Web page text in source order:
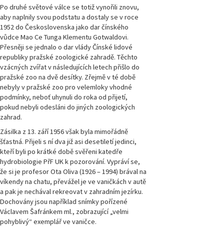
Po druhé světové válce se totiž vynořili znovu,
aby naplnily svou podstatu a dostaly se v roce
1952 do Československa jako dar čínského
vůdce Mao Ce Tunga Klementu Gotwaldovi.
Přesněji se jednalo o dar vlády Čínské lidové
republiky pražské zoologické zahradě. Těchto
vzácných zvířat v následujících letech přišlo do
pražské zoo na dvě desítky. Zřejmě v té době
nebyly v pražské zoo pro velemloky vhodné
podmínky, neboť uhynuli do roka od přijetí,
pokud nebyli odesláni do jiných zoologických
zahrad.
Zásilka z 13. září 1956 však byla mimořádně
šťastná. Přijeli s ní dva již asi desetiletí jedinci,
kteří byli po krátké době svěřeni katedře
hydrobiologie PřF UK k pozorování. Vypráví se,
že si je profesor Ota Oliva (1926 – 1994) brával na
víkendy na chatu, převážel je ve vaničkách v autě
a pak je nechával rekreovat v zahradním jezírku.
Dochovány jsou například snímky pořízené
Václavem Šafránkem ml., zobrazující „velmi
pohyblivý“ exemplář ve vaničce.